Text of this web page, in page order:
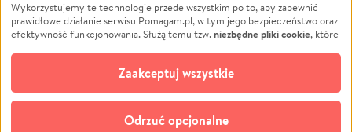
Pomoc Finansowa
Projekty
Pogrzeb
Społeczność lokalna
Kultura
Edukacja
Podróż
Impreza
Ochrona środowiska
Biznes
Wykorzystujemy te technologie przede wszystkim po to, aby zapewnić
prawidłowe działanie serwisu Pomagam.pl, w tym jego bezpieczeństwo oraz
efektywność funkcjonowania. Służą temu tzw.niezbędne pliki cookie, które
opcjonalnych plików cookie
technologii do celów analitycznych i retargetingowych. Możesz wyrazić
zgodę na ich stosowanie lub jej odmówić. W dowolnym momencie masz
możliwość zmiany swoich preferencji na stronie „Zarządzaj zgodami cookie”,
do której link znajdziesz w stopce serwisu Pomagam.pl. Opcjonalne pliki
Odrzuć opcjonalne
Zaakceptuj wszystkie